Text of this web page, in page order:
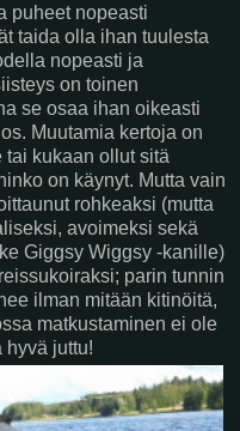
puheet nopeasti
taida olla ihan tuulesta
nopeasti ja
on toinen
se osaa ihan oikeasti
Muutamia kertoja on
kukaan ollut sitä
on käynyt. Mutta vain
rohkeaksi (mutta
avoimeksi sekä
Giggsy Wiggsy -kanille)
parin tunnin
ilman mitään kitinöitä,
matkustaminen ei ole
juttu!